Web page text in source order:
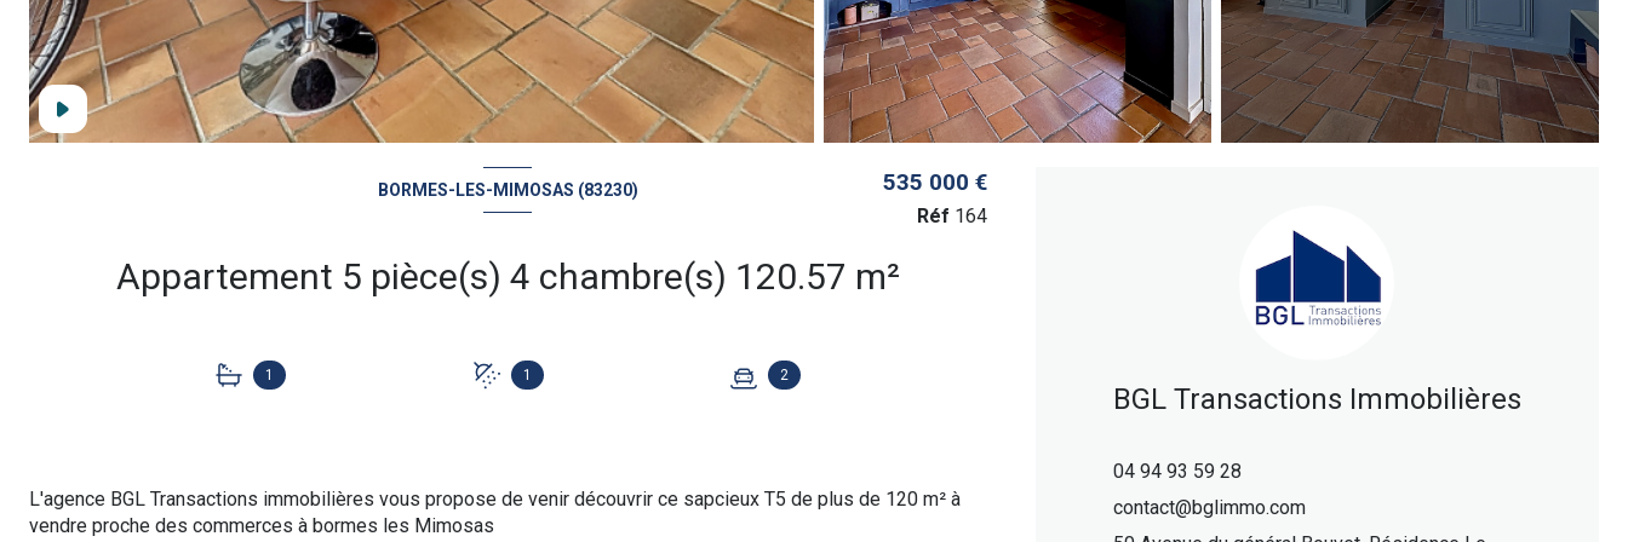
BORMES-LES-MIMOSAS (83230)
Appartement 5 pièce(s) 4 chambre(s) 120.57 m²
1 1 2
535 000 €
Réf 164
L'agence BGL Transactions immobilières vous propose de venir découvrir ce sapcieux T5 de plus de 120 m² à
vendre proche des commerces à bormes les Mimosas
BGL Transactions Immobilières
04 94 93 59 28
contact@bglimmo.com